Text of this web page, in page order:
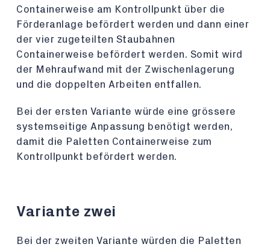
Containerweise am Kontrollpunkt über die
Förderanlage befördert werden und dann einer
der vier zugeteilten Staubahnen
Containerweise befördert werden. Somit wird
der Mehraufwand mit der Zwischenlagerung
und die doppelten Arbeiten entfallen.
Bei der ersten Variante würde eine grössere
systemseitige Anpassung benötigt werden,
damit die Paletten Containerweise zum
Kontrollpunkt befördert werden.
Variante zwei
Bei der zweiten Variante würden die Paletten